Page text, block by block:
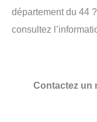
département du 44
consultez
Contactez un